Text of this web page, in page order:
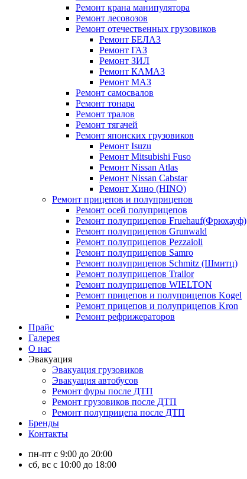
Ремонт крана манипулятора
Ремонт лесовозов
Ремонт отечественных грузовиков
Ремонт БЕЛАЗ
Ремонт ГАЗ
Ремонт ЗИЛ
Ремонт КАМАЗ
Ремонт МАЗ
Ремонт самосвалов
Ремонт тонара
Ремонт тралов
Ремонт тягачей
Ремонт японских грузовиков
Ремонт Isuzu
Ремонт Mitsubishi Fuso
Ремонт Nissan Atlas
Ремонт Nissan Cabstar
Ремонт Хино (HINO)
Ремонт прицепов и полуприцепов
Ремонт осей полуприцепов
Ремонт полуприцепов Fruehauf(Фрюхауф)
Ремонт полуприцепов Grunwald
Ремонт полуприцепов Pezzaioli
Ремонт полуприцепов Samro
Ремонт полуприцепов Schmitz (Шмитц)
Ремонт полуприцепов Trailor
Ремонт полуприцепов WIELTON
Ремонт прицепов и полуприцепов Kogel
Ремонт прицепов и полуприцепов Kron
Ремонт рефрижераторов
Прайс
Галерея
О нас
Эвакуация
Эвакуация грузовиков
Эвакуация автобусов
Ремонт фуры после ДТП
Ремонт грузовиков после ДТП
Ремонт полуприцепа после ДТП
Бренды
Контакты
пн-пт с 9:00 до 20:00
сб, вс с 10:00 до 18:00